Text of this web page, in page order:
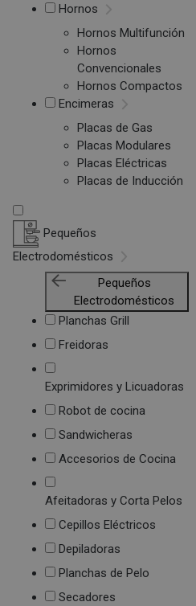
Hornos
Hornos Multifunción
Hornos
Convencionales
Hornos Compactos
Encimeras
Placas de Gas
Placas Modulares
Placas Eléctricas
Placas de Inducción
Pequeños
Electrodomésticos
Pequeños
Electrodomésticos
Planchas Grill
Freidoras
Exprimidores y Licuadoras
Robot de cocina
Sandwicheras
Accesorios de Cocina
Afeitadoras y Corta Pelos
Cepillos Eléctricos
Depiladoras
Planchas de Pelo
Secadores